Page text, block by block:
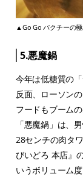
▲Go Go パクチーの
5.悪魔鍋
今年は低糖質の
反面、ローソン
フードもブーム
「悪魔鍋」は、
28センチの肉タ
びいどろ 本店』
いうボリューム